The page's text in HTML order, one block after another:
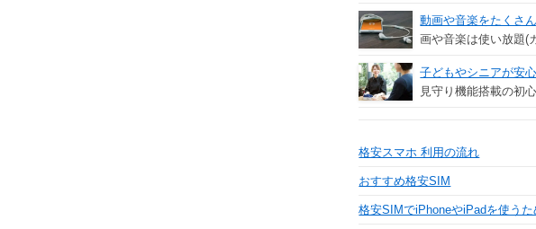
動画や音楽をたくさ
画や音楽は使い放題(
子どもやシニアが安
見守り機能搭載の初
格安スマホ 利用の流れ
おすすめ格安SIM
格安SIMでiPhoneやiPadを使う